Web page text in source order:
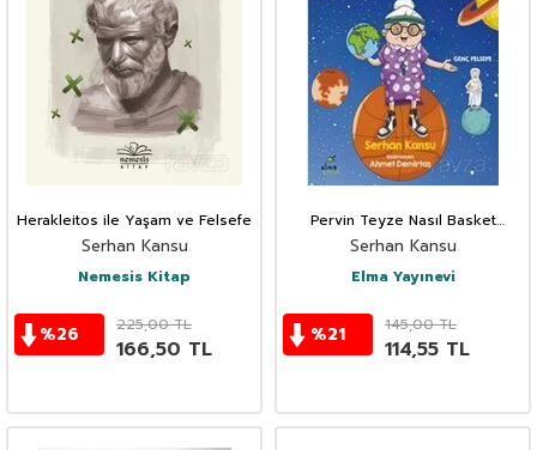
Herakleitos ile Yaşam ve Felsefe
Serhan Kansu
Nemesis Kitap
%26 225,00TL
166,50 TL
Pervin Teyze Nasıl Basket
Oynar?
Serhan Kansu
Elma Yayınevi
%21 145,00TL
114,55 TL